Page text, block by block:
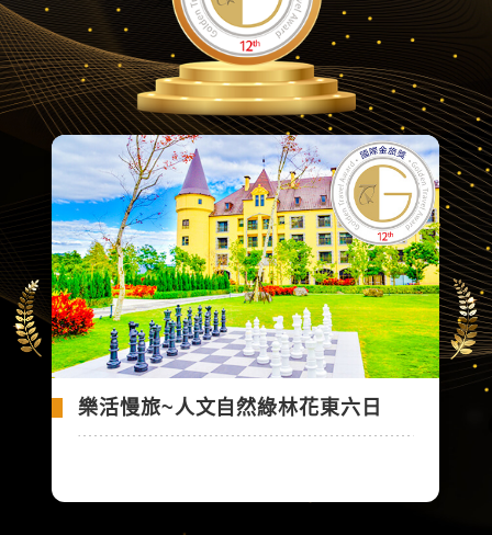
樂活慢旅~人文自然綠林花東六日